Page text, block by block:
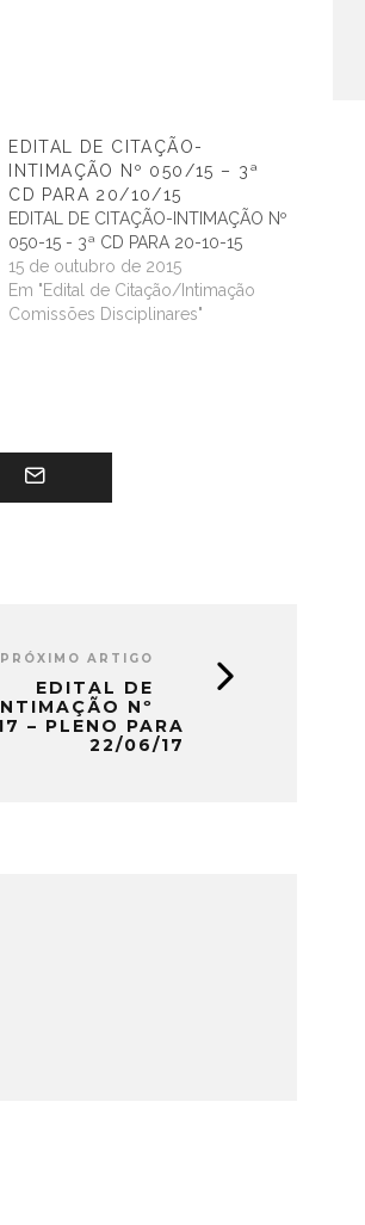
EDITAL DE CITAÇÃO-
INTIMAÇÃO Nº 050/15 – 3ª
CD PARA 20/10/15
EDITAL DE CITAÇÃO-INTIMAÇÃO Nº
050-15 - 3ª CD PARA 20-10-15
15 de outubro de 2015
Em "Edital de Citação/Intimação
Comissões Disciplinares"
PRÓXIMO ARTIGO
EDITAL DE
Nº
– PLENO PARA
22/06/17